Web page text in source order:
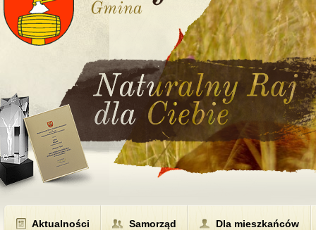
Aktualności Samorząd Dla mieszkańców